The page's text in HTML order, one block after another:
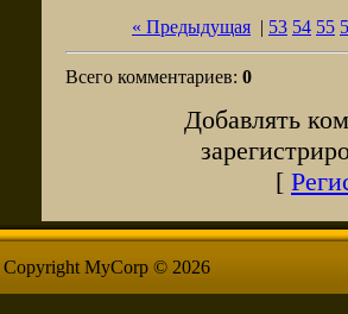
« Предыдущая | 53 54 55
Всего комментариев: 0
Добавлять
[
Copyright MyCorp © 2026